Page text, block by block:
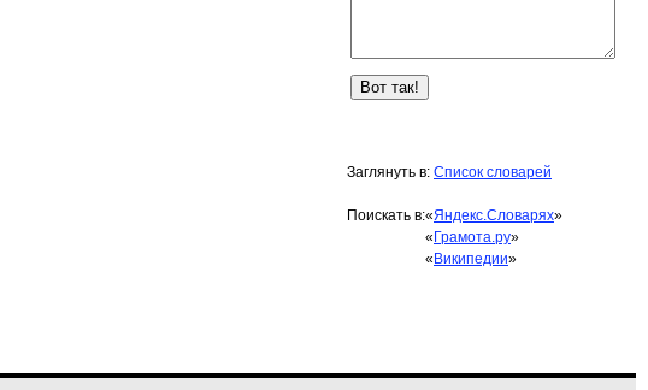
Заглянуть в: Список словарей
Поискать в:«Яндекс.Словарях»
« Грамота.ру»
« Википедии»